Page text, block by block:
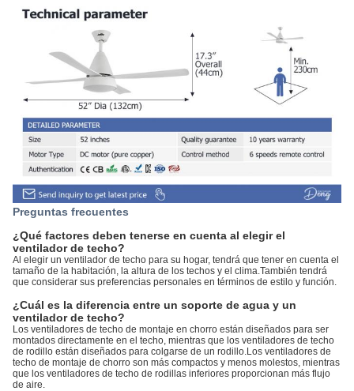
Preguntas frecuentes
¿Qué factores deben tenerse en cuenta al elegir el
ventilador de techo?
Al elegir un ventilador de techo para su hogar, tendrá que tener en cuenta el
tamaño de la habitación, la altura de los techos y el clima.También tendrá
que considerar sus preferencias personales en términos de estilo y función.
¿Cuál es la diferencia entre un soporte de agua y un
ventilador de techo?
Los ventiladores de techo de montaje en chorro están diseñados para ser
montados directamente en el techo, mientras que los ventiladores de techo
de rodillo están diseñados para colgarse de un rodillo.Los ventiladores de
techo de montaje de chorro son más compactos y menos molestos, mientras
que los ventiladores de techo de rodillas inferiores proporcionan más flujo
de aire.